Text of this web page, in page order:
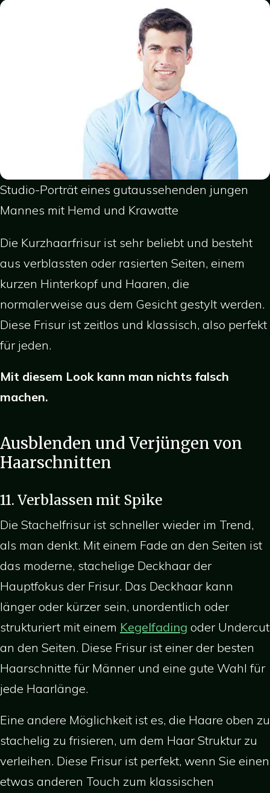
Studio-Porträt eines gutaussehenden jungen
Mannes mit Hemd und Krawatte
Die Kurzhaarfrisur ist sehr beliebt und besteht
aus verblassten oder rasierten Seiten, einem
kurzen Hinterkopf und Haaren, die
normalerweise aus dem Gesicht gestylt werden.
Diese Frisur ist zeitlos und klassisch, also perfekt
für jeden.
Mit diesem Look kann man nichts falsch
machen.
Ausblenden und Verjüngen von
Haarschnitten
11. Verblassen mit Spike
Die Stachelfrisur ist schneller wieder im Trend,
als man denkt. Mit einem Fade an den Seiten ist
das moderne, stachelige Deckhaar der
Hauptfokus der Frisur. Das Deckhaar kann
länger oder kürzer sein, unordentlich oder
strukturiert mit einem Kegelfading oder Undercut
an den Seiten. Diese Frisur ist einer der besten
Haarschnitte für Männer und eine gute Wahl für
jede Haarlänge.
Eine andere Möglichkeit ist es, die Haare oben zu
stachelig zu frisieren, um dem Haar Struktur zu
verleihen. Diese Frisur ist perfekt, wenn Sie einen
etwas anderen Touch zum klassischen